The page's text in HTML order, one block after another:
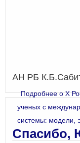
АН РБ
Подробнеео X
ученых с
системы: модели,
Спасибо,